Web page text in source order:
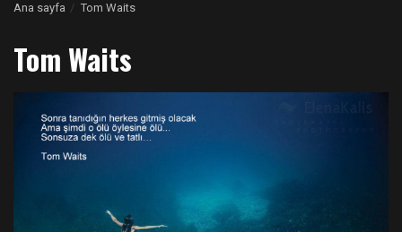
Ana sayfa Tom Waits
Tom Waits